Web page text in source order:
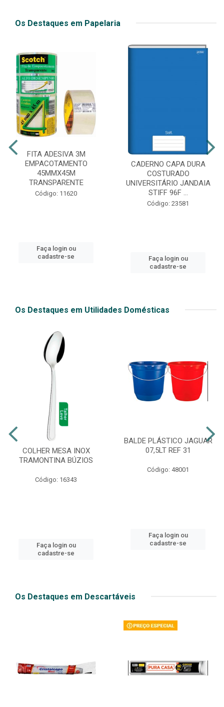
Os Destaques em Papelaria
FITA ADESIVA 3M
EMPACOTAMENTO
45MMX45M
TRANSPARENTE
Código: 11620
Faça login ou
cadastre-se
CADERNO CAPA DURA
COSTURADO
UNIVERSITÁRIO JANDAIA
STIFF 96F ...
Código: 23581
Faça login ou
cadastre-se
Os Destaques em Utilidades Domésticas
COLHER MESA INOX
TRAMONTINA BÚZIOS
Código: 16343
Faça login ou
cadastre-se
BALDE PLÁSTICO JAGUAR
07,5LT REF 31
Código: 48001
Faça login ou
cadastre-se
Os Destaques em Descartáveis